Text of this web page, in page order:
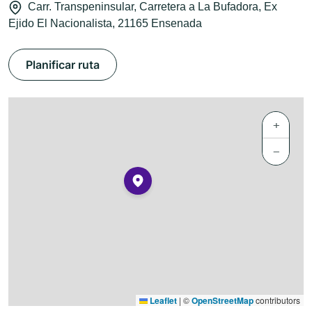
Carr. Transpeninsular, Carretera a La Bufadora, Ex
Ejido El Nacionalista, 21165 Ensenada
Planificar ruta
+
−
Leaflet | ©OpenStreetMapcontributors